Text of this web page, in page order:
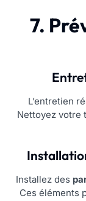
7.
L’entretien
Nettoyez votre
Installez des
Ces éléments